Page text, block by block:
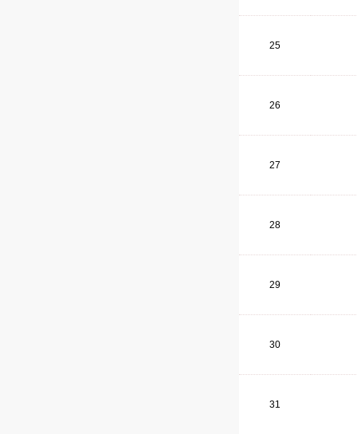
25
26
27
28
29
30
31